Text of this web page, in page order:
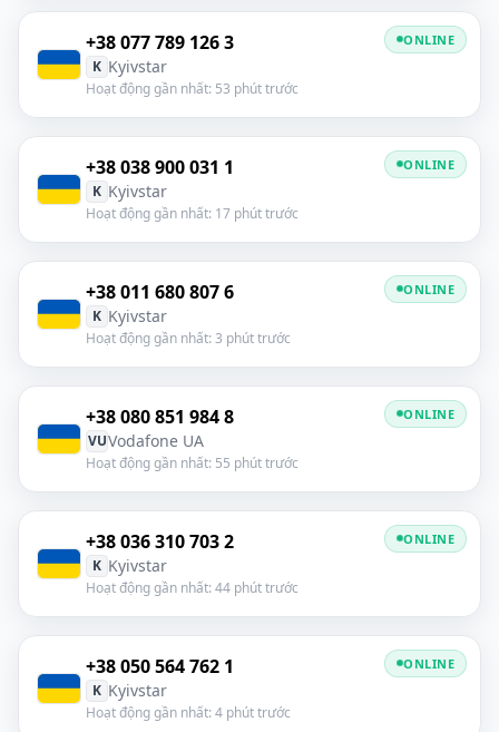
+38 077 789 126 3
K Kyivstar
Hoạt động gần nhất: 53 phút trước
ONLINE
+38 038 900 031 1
K Kyivstar
Hoạt động gần nhất: 17 phút trước
ONLINE
+38 011 680 807 6
K Kyivstar
Hoạt động gần nhất: 3 phút trước
ONLINE
+38 080 851 984 8
VUVodafone UA
Hoạt động gần nhất: 55 phút trước
ONLINE
+38 036 310 703 2
K Kyivstar
Hoạt động gần nhất: 44 phút trước
ONLINE
+38 050 564 762 1
K Kyivstar
Hoạt động gần nhất: 4 phút trước
ONLINE